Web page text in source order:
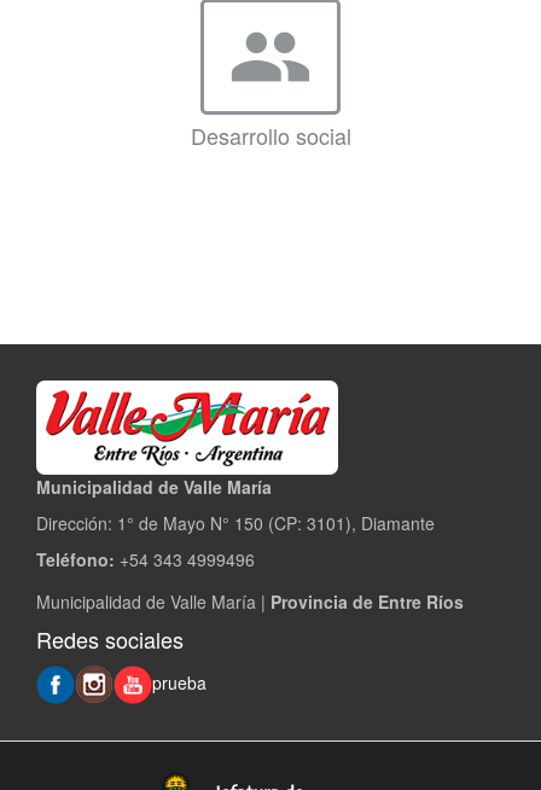
group
Desarrollo social
Municipalidad de Valle María
Dirección: 1° de Mayo N° 150 (CP: 3101), Diamante
Teléfono: +54 343 4999496
Municipalidad de Valle María | Provincia de Entre Ríos
Redes sociales
prueba